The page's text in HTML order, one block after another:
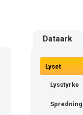
Dataark
Lyset
Lysstyrke
Spredning